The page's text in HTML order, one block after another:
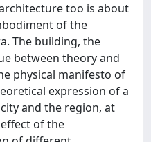
too is about
of the
The building, the
between theory and
physical manifesto of
expression of a
and the region, at
of the